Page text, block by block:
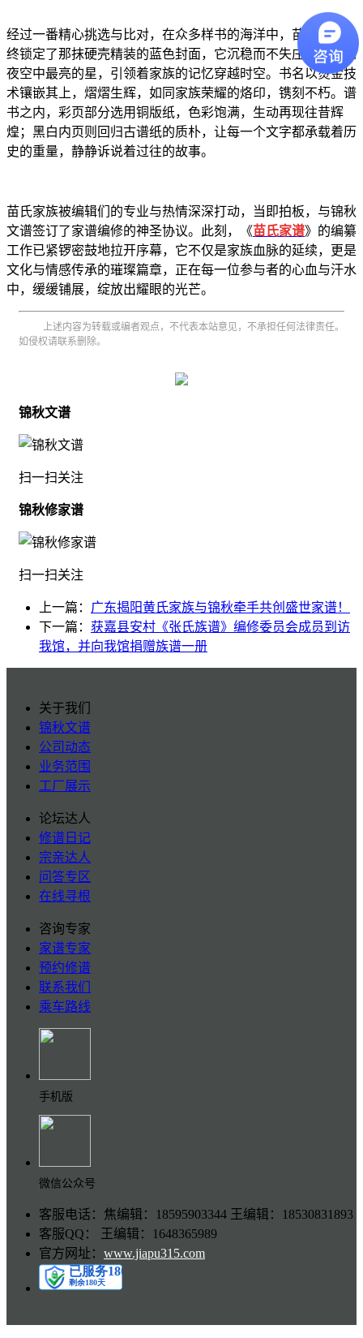
经过一番精心挑选与比对，在众多样书的海洋中，苗氏家族最
终锁定了那抹硬壳精装的蓝色封面，它沉稳而不失庄重，宛如
夜空中最亮的星，引领着家族的记忆穿越时空。书名以烫金技
术镶嵌其上，熠熠生辉，如同家族荣耀的烙印，镌刻不朽。谱
书之内，彩页部分选用铜版纸，色彩饱满，生动再现往昔辉
煌；黑白内页则回归古谱纸的质朴，让每一个文字都承载着历
史的重量，静静诉说着过往的故事。
苗氏家族被编辑们的专业与热情深深打动，当即拍板，与锦秋
文谱签订了家谱编修的神圣协议。此刻，《苗氏家谱》的编纂
工作已紧锣密鼓地拉开序幕，它不仅是家族血脉的延续，更是
文化与情感传承的璀璨篇章，正在每一位参与者的心血与汗水
中，缓缓铺展，绽放出耀眼的光芒。
上述内容为转载或编者观点，不代表本站意见，不承担任何法律责任。
如侵权请联系删除。
锦秋文谱
扫一扫关注
锦秋修家谱
扫一扫关注
上一篇： 广东揭阳黄氏家族与锦秋牵手共创盛世家谱！
下一篇： 获嘉县安村《张氏族谱》编修委员会成员到访
我馆，并向我馆捐赠族谱一册
关于我们
锦秋文谱
公司动态
业务范围
工厂展示
论坛达人
修谱日记
宗亲达人
问答专区
在线寻根
咨询专家
家谱专家
预约修谱
联系我们
乘车路线
手机版
微信公众号
客服电话：焦编辑：18595903344 王编辑：18530831893
客服QQ： 王编辑：1648365989
官方网址： www.jiapu315.com